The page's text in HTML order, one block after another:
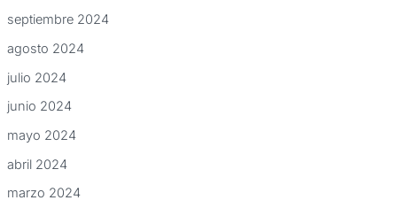
septiembre 2024
agosto 2024
julio 2024
junio 2024
mayo 2024
abril 2024
marzo 2024